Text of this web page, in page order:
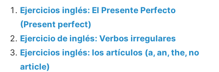
Ejercicios inglés: El Presente Perfecto
(Present perfect)
Ejercicio de inglés: Verbos irregulares
Ejercicios inglés: los artículos (a, an, the, no
article)